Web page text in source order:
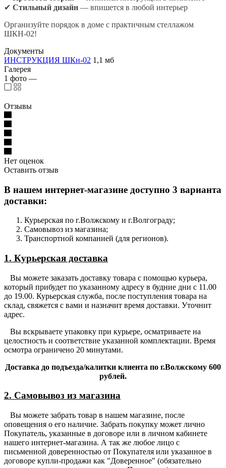
✔ Стильный дизайн — впишется в любой интерьер
Организуйте порядок в доме с практичным стеллажом
ШКН-02!
Документы
ИНСТРУКЦИЯ ШКн-02 1,1 мб
Галерея
1 фото —
Отзывы
Нет оценок
Оставить отзыв
В нашем интернет-магазине доступно 3 варианта
доставки:
Курьерская по г.Волжскому и г.Волгограду;
Самовывоз из магазина;
Транспортной компанией (для регионов).
1. Курьерская доставка
Вы можете заказать доставку товара с помощью курьера,
который прибудет по указанному адресу в будние дни с 11.00
до 19.00. Курьерская служба, после поступления товара на
склад, свяжется с вами и назначит время доставки. Уточнит
адрес.
Вы вскрываете упаковку при курьере, осматриваете на
целостность и соответствие указанной комплектации. Время
осмотра ограничено 20 минутами.
Доставка до подъезда/калитки клиента по г.Волжскому 600
рублей.
2. Самовывоз из магазина
Вы можете забрать товар в нашем магазине, после
оповещения о его наличие. Забрать покупку может лично
Покупатель, указанные в договоре или в личном кабинете
нашего интернет-магазина. А так же любое лицо с
письменной доверенностью от Покупателя или указанное в
договоре купли-продажи как "Доверенное" (обязательно